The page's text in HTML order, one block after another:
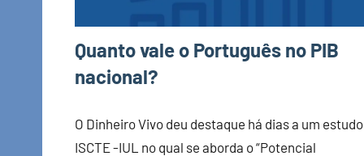
Quanto vale o Português no PIB
nacional?
O Dinheiro Vivo deu destaque há dias a um
ISCTE -IUL no qual se aborda o “Potencial